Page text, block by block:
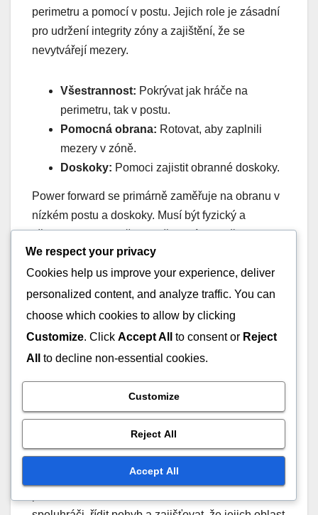
perimetru a pomocí v postu. Jejich role je zásadní
pro udržení integrity zóny a zajištění, že se
nevytvářejí mezery.
Všestrannost: Pokrývat jak hráče na
perimetru, tak v postu.
Pomocná obrana: Rotovat, aby zaplnili
mezery v zóně.
Doskoky: Pomoci zajistit obranné doskoky.
Power forward se primárně zaměřuje na obranu v
nízkém postu a doskoky. Musí být fyzický a
připraven zpochybňovat střely blízko koše,
zatímco si také musí být vědom střelců, kteří se
mohou stáhnout ven. Jejich postavení je klíčové
pro udržení struktury zóny.
Obrana v postu:Bránit proti hráčům v
nízkém postu.
Uzavření:Rychle zpochybňovat střely z mid-
Centrum je oporouzónové obrany, zodpovědné za
ochranu koše a zpochybňování střel v prostoru
We respect your privacy
Cookies help us improve your experience, deliver
personalized content, and analyze traffic. You can
choose which cookies to allow by clicking
Customize. Click Accept All to consent or Reject
All
to decline non-essential cookies.
Customize
Reject All
Accept All